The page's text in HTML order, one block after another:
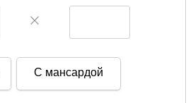
С мансардой